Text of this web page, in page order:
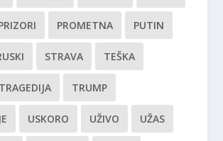
PROMETNA PUTIN
STRAVA TEŠKA
TRAGEDIJA TRUMP
USKORO UŽIVO UŽAS